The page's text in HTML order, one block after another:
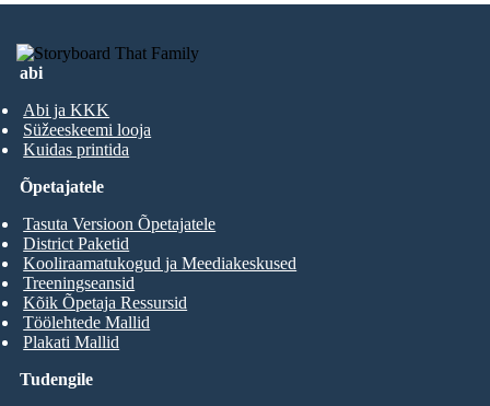
abi
Abi ja KKK
Süžeeskeemi looja
Kuidas printida
Tudengile
Õpetajatele
Tasuta Versioon Õpetajatele
District Paketid
Kooliraamatukogud ja Meediakeskused
Treeningseansid
Kõik Õpetaja Ressursid
Töölehtede Mallid
Plakati Mallid